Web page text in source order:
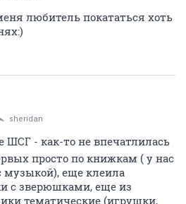
любитель покататься хоть
sheridan
ШСГ - как-то не впечатлилась
просто по книжкам ( у нас
музыкой), еще клеила
с зверюшками, еще из
тематические (игрушки,